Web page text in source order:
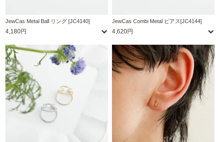
JewCas Metal Ball リング [JC4140]
4,180円
JewCas Combi Metal ピアス[JC4144]
4,620円